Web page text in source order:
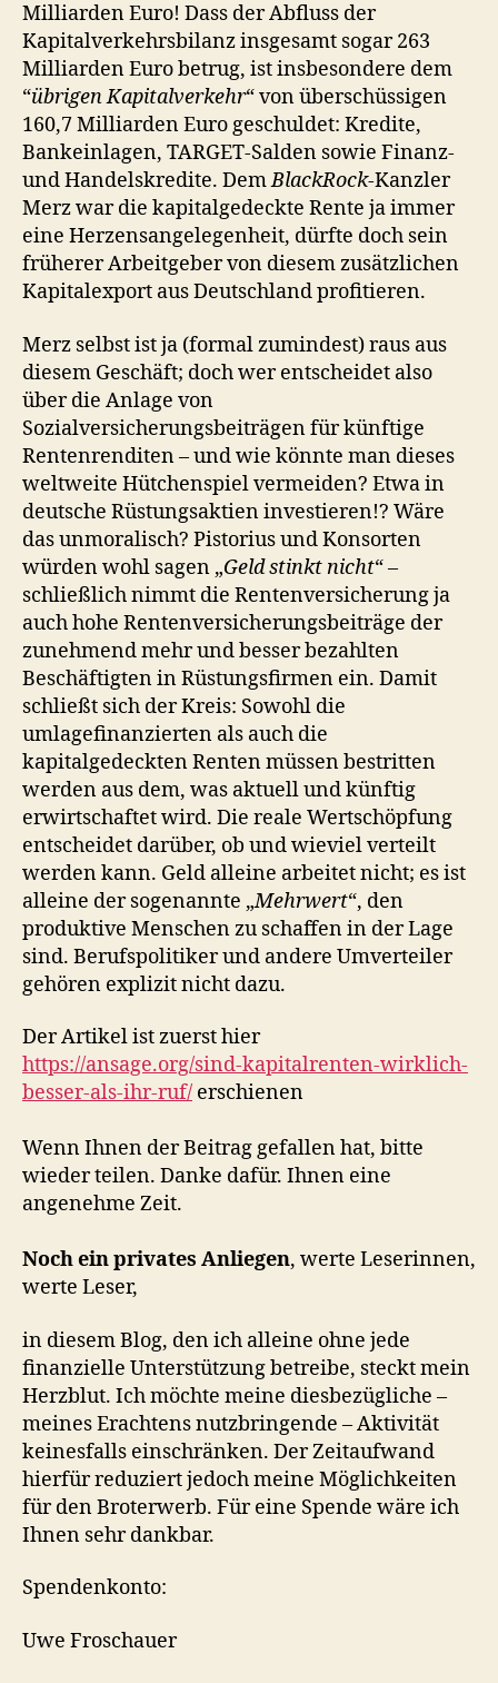
Milliarden Euro! Dass der Abfluss der
Kapitalverkehrsbilanz insgesamt sogar 263
Milliarden Euro betrug, ist insbesondere dem
“übrigen Kapitalverkehr“ von überschüssigen
160,7 Milliarden Euro geschuldet: Kredite,
Bankeinlagen, TARGET-Salden sowie Finanz-
und Handelskredite. DemBlackRock-Kanzler
Merz war die kapitalgedeckte Rente ja immer
eine Herzensangelegenheit, dürfte doch sein
früherer Arbeitgeber von diesem zusätzlichen
Kapitalexport aus Deutschland profitieren.
Merz selbst ist ja (formal zumindest) raus aus
diesem Geschäft; doch wer entscheidet also
über die Anlage von
Sozialversicherungsbeiträgen für künftige
Rentenrenditen – und wie könnte man dieses
weltweite Hütchenspiel vermeiden? Etwa in
deutsche Rüstungsaktien investieren!? Wäre
das unmoralisch? Pistorius und Konsorten
würden wohl sagen „Geld stinkt nicht“ –
schließlich nimmt die Rentenversicherung ja
auch hohe Rentenversicherungsbeiträge der
zunehmend mehr und besser bezahlten
Beschäftigten in Rüstungsfirmen ein. Damit
schließt sich der Kreis: Sowohl die
umlagefinanzierten als auch die
kapitalgedeckten Renten müssen bestritten
werden aus dem, was aktuell und künftig
erwirtschaftet wird. Die reale Wertschöpfung
entscheidet darüber, ob und wieviel verteilt
werden kann. Geld alleine arbeitet nicht; es ist
alleine der sogenannte „Mehrwert“, den
produktive Menschen zu schaffen in der Lage
sind. Berufspolitiker und andere Umverteiler
gehören explizit nicht dazu.
Der Artikel ist zuerst hier
https://ansage.org/sind-kapitalrenten-wirklich-
besser-als-ihr-ruf/ erschienen
Wenn Ihnen der Beitrag gefallen hat, bitte
wieder teilen. Danke dafür. Ihnen eine
angenehme Zeit.
Noch ein privates Anliegen, werte Leserinnen,
werte Leser,
in diesem Blog, den ich alleine ohne jede
finanzielle Unterstützung betreibe, steckt mein
Herzblut. Ich möchte meine diesbezügliche –
meines Erachtens nutzbringende – Aktivität
keinesfalls einschränken. Der Zeitaufwand
hierfür reduziert jedoch meine Möglichkeiten
für den Broterwerb. Für eine Spende wäre ich
Ihnen sehr dankbar.
Spendenkonto:
Uwe Froschauer